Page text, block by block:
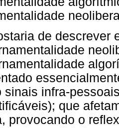
de descrever
sinais infra-
que
provocando o